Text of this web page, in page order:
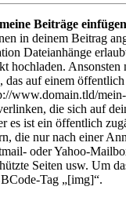
Beiträge
in deinem Beitrag
Dateianhänge
hochladen. Ansonsten
auf einem
www.domain.tld/
die sich auf
es ist ein öffentlich
die nur nach einer
oder Yahoo-
Seiten usw. Um
Tag „[img]“.